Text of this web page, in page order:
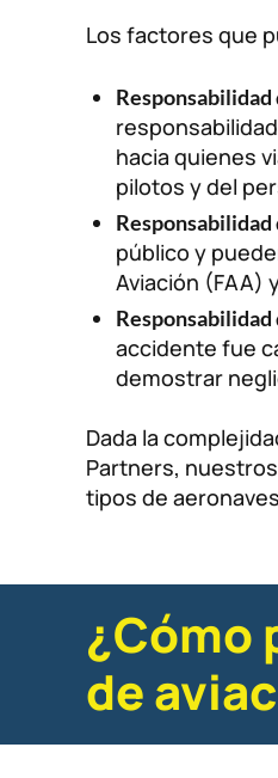
Los factores que
hacia quienes
pilotos y del
público y
Aviación (FAA)
accidente fue
demostrar
Dada la
Partners,
tipos de
¿Cómo
de